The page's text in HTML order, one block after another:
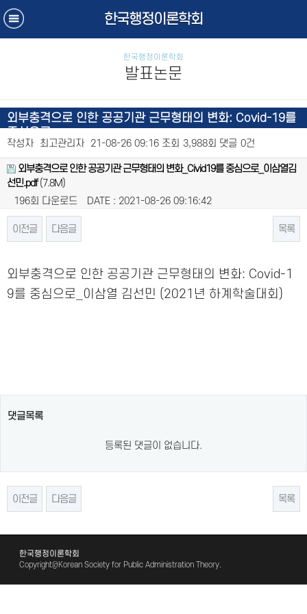
한국행정이론학회
한국행정이론학회
발표논문
외부충격으로 인한 공공기관 근무형태의 변화: Covid-19를
작성자 최고관리자 21-08-26 09:16 조회 3,988회 댓글 0건
외부충격으로 인한 공공기관 근무형태의 변화_Civid19를 중심으로_이삼열김
선민.pdf(7.8M)
196회 다운로드
DATE : 2021-08-26 09:16:42
이전글 다음글 목록
외부충격으로 인한 공공기관 근무형태의 변화: Covid-1
9를 중심으로_이삼열 김선민 (2021년 하계학술대회)
댓글목록
등록된 댓글이 없습니다.
이전글 다음글 목록
한국행정이론학회
Copyright@Korean Society for Public Administration Theory.